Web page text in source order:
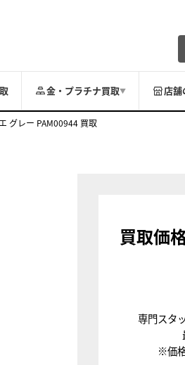
金・プラチナ買取▼ 店舗
グレー PAM00944 買取
買取価
専門スタ
※価